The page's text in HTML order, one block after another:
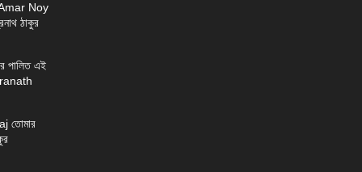
Noy
ঠাকুর
পালিত এই
তোমার